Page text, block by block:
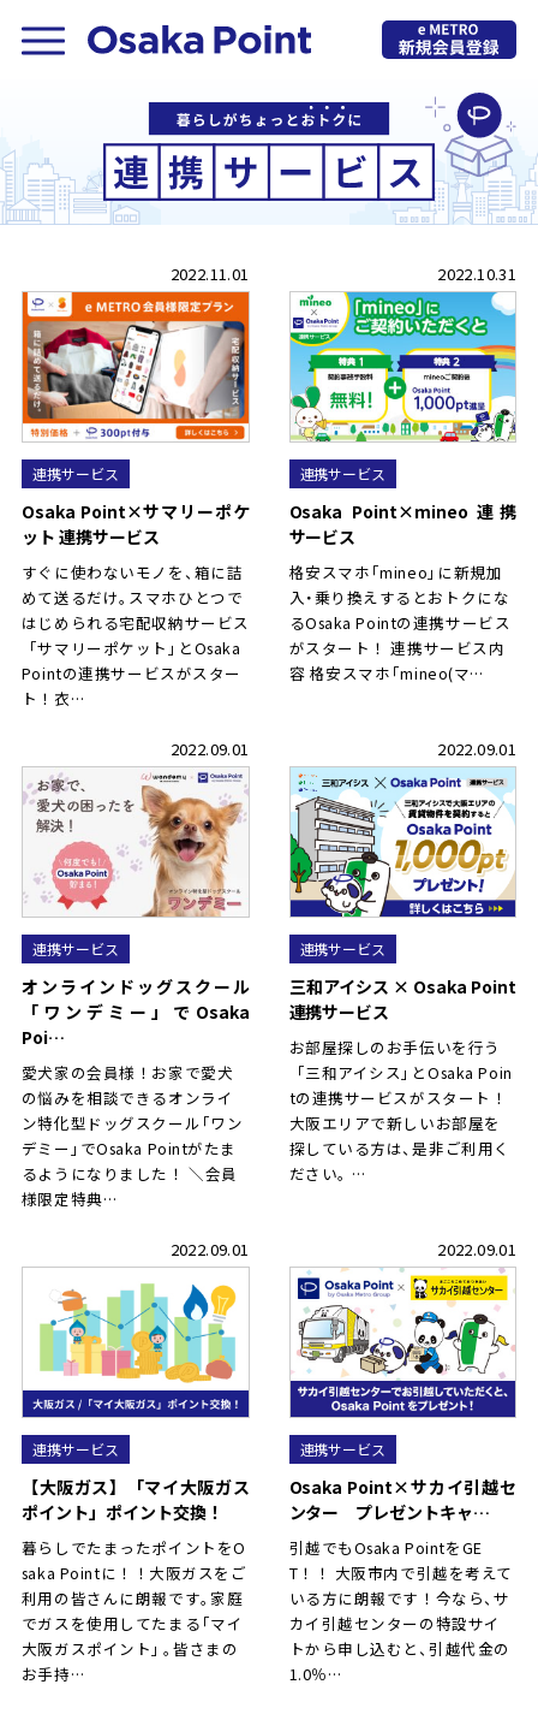
2022.11.01
連携サービス
Osaka Point×サマリーポケ
ット 連携サービス
すぐに使わないモノを 、 箱に詰
めて送るだけ。 スマホひとつで
はじめられる宅配収納サービス
「サマリーポケット 」 とOsaka
Pointの連携サービスがスター
ト！衣…
2022.10.31
連携サービス
Osaka Point×mineo 連携
サービス
格安スマホ「mineo 」 に新規加
入・乗り換えするとおトクにな
るOsaka Pointの連携サービス
がスタート！ 連携サービス内
容 格安スマホ「mineo(マ…
2022.09.01
連携サービス
オンラインドッグスクール
「ワンデミー」でOsaka
Poi…
愛犬家の会員様！お家で愛犬
の悩みを相談できるオンライ
ン特化型ドッグスクー ル「ワン
デミー 」 でOsaka Pointがたま
るようになりました！ ＼会員
様限定特典…
2022.09.01
連携サービス
三和アイシス × Osaka Point
連携サービス
お部屋探しのお手伝いを行う
「三和アイシス 」 とOsaka Poin
tの連携サービスがスタート！
大阪エリアで新しいお部屋を
探している方は、是非ご利用く
ださい。 …
2022.09.01
連携サービス
【大阪ガス】「マイ大阪ガス
ポイント」ポイント交換！
暮らしでたまったポイントをO
saka Pointに！！大阪ガスをご
利用の皆さんに朗報です。 家庭
でガスを使用してたま る「マイ
大阪ガスポイント 」。皆さまの
お手持…
2022.09.01
連携サービス
Osaka Point×サカイ引越セ
ンター プレゼントキャ…
引越でもOsaka PointをGE
T！！ 大阪市内で引越を考えて
いる方に朗報です！今なら、サ
カイ引越センターの特設サイ
トから申し込むと 、 引越代金の
1.0％…